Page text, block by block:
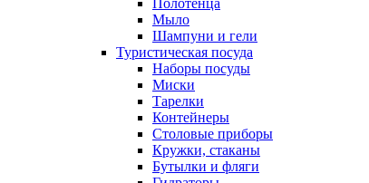
Полотенца
Мыло
Шампуни и гели
Туристическая посуда
Наборы посуды
Миски
Тарелки
Контейнеры
Столовые приборы
Кружки, стаканы
Бутылки и фляги